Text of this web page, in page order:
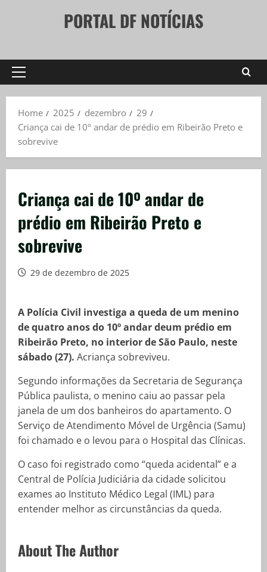
PORTAL DF NOTÍCIAS
Primary
Home
2025 dezembro
29
Criança cai de 10º andar de prédio em Ribeirão Preto e
sobrevive
Criança cai de 10º andar de
prédio em Ribeirão Preto e
sobrevive
29 de dezembro de 2025
A Polícia Civil investiga a queda de um menino
de quatro anos do 10º andar deum prédio em
Ribeirão Preto, no interior de São Paulo, neste
sábado (27). Acriança sobreviveu.
Segundo informações da Secretaria de Segurança
Pública paulista, o menino caiu ao passar pela
janela de um dos banheiros do apartamento. O
Serviço de Atendimento Móvel de Urgência (Samu)
foi chamado e o levou para o Hospital das Clínicas.
O caso foi registrado como “queda acidental” e a
Central de Polícia Judiciária da cidade solicitou
exames ao Instituto Médico Legal (IML) para
entender melhor as circunstâncias da queda.
About The Author